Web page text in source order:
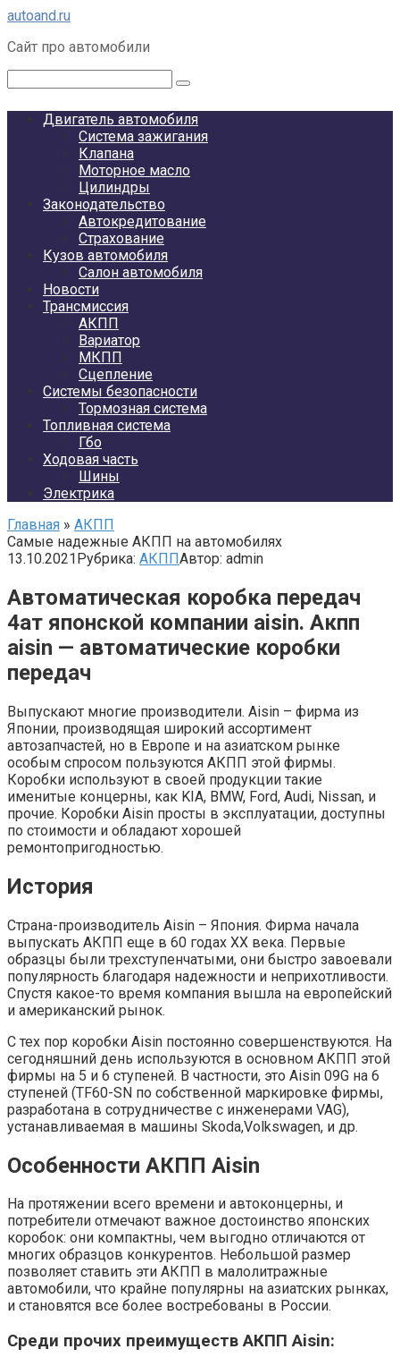
Перейти
контенту
autoand.ru
Сайт про автомобили
Двигатель автомобиля
Система зажигания
Клапана
Моторное масло
Цилиндры
Законодательство
Автокредитование
Страхование
Кузов автомобиля
Салон автомобиля
Новости
Трансмиссия
АКПП
Вариатор
МКПП
Сцепление
Системы безопасности
Тормозная система
Топливная система
Гбо
Ходовая часть
Шины
Электрика
Главная » АКПП
Самые надежные АКПП на автомобилях
13.10.2021Рубрика: АКППАвтор: admin
Автоматическая коробка передач
4ат японской компании aisin. Акпп
aisin — автоматические коробки
передач
Выпускают многие производители. Aisin – фирма из
Японии, производящая широкий ассортимент
автозапчастей, но в Европе и на азиатском рынке
особым спросом пользуются АКПП этой фирмы.
Коробки используют в своей продукции такие
именитые концерны, как KIA, BMW, Ford, Audi, Nissan, и
прочие. Коробки Aisin просты в эксплуатации, доступны
по стоимости и обладают хорошей
ремонтопригодностью.
История
Страна-производитель Aisin – Япония. Фирма начала
выпускать АКПП еще в 60 годах XX века. Первые
образцы были трехступенчатыми, они быстро завоевали
популярность благодаря надежности и неприхотливости.
Спустя какое-то время компания вышла на европейский
и американский рынок.
С тех пор коробки Aisin постоянно совершенствуются. На
сегодняшний день используются в основном АКПП этой
фирмы на 5 и 6 ступеней. В частности, это Aisin 09G на 6
ступеней (TF60-SN по собственной маркировке фирмы,
разработана в сотрудничестве с инженерами VAG),
устанавливаемая в машины Skoda,Volkswagen, и др.
Особенности АКПП Aisin
На протяжении всего времени и автоконцерны, и
потребители отмечают важное достоинство японских
коробок: они компактны, чем выгодно отличаются от
многих образцов конкурентов. Небольшой размер
позволяет ставить эти АКПП в малолитражные
автомобили, что крайне популярны на азиатских рынках,
и становятся все более востребованы в России.
Среди прочих преимуществ АКПП Aisin: